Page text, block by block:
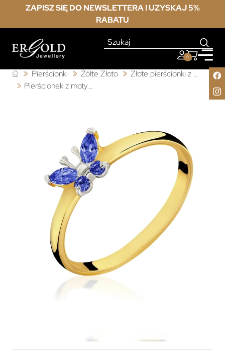
ZAPISZ SIĘ DO NEWSLETTERA I UZYSKAJ 5%
RABATU
0
Pierścionki Żółte Złoto
Złote pierścionki z cyrkonią
Pierścionek z motylem 333 niebieski